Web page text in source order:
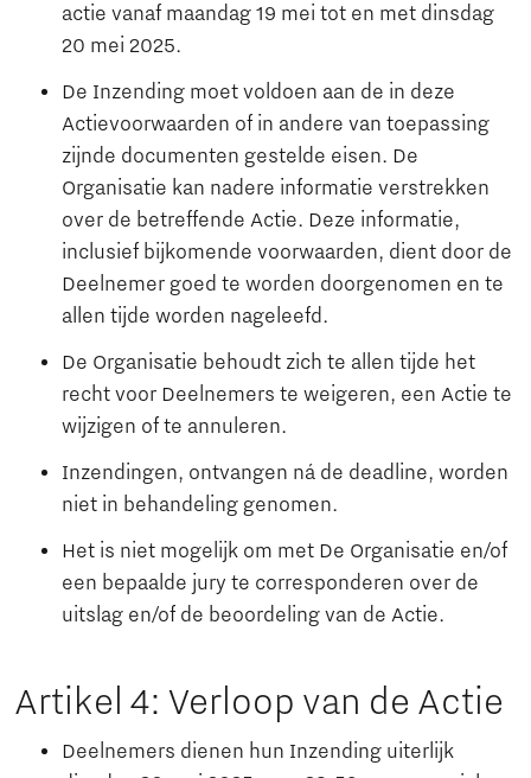
actie vanaf maandag 19 mei tot en met dinsdag
20 mei 2025.
De Inzending moet voldoen aan de in deze
Actievoorwaarden of in andere van toepassing
zijnde documenten gestelde eisen. De
Organisatie kan nadere informatie verstrekken
over de betreffende Actie. Deze informatie,
inclusief bijkomende voorwaarden, dient door de
Deelnemer goed te worden doorgenomen en te
allen tijde worden nageleefd.
De Organisatie behoudt zich te allen tijde het
recht voor Deelnemers te weigeren, een Actie te
wijzigen of te annuleren.
Inzendingen, ontvangen ná de deadline, worden
niet in behandeling genomen.
Het is niet mogelijk om met De Organisatie en/of
een bepaalde jury te corresponderen over de
uitslag en/of de beoordeling van de Actie.
Artikel 4: Verloop van de Actie
Deelnemers dienen hun Inzending uiterlijk